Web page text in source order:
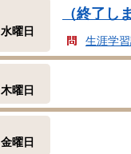
水曜日
（終了し
生涯学
木曜日
金曜日